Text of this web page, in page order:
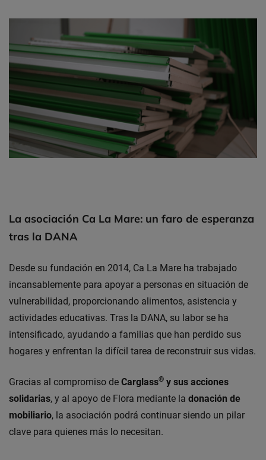
La asociación Ca La Mare: un faro de esperanza
tras la DANA
Desde su fundación en 2014, Ca La Mare ha trabajado
incansablemente para apoyar a personas en situación de
vulnerabilidad, proporcionando alimentos, asistencia y
actividades educativas. Tras la DANA, su labor se ha
intensificado, ayudando a familias que han perdido sus
hogares y enfrentan la difícil tarea de reconstruir sus vidas.
Gracias al compromiso de Carglass® y sus acciones
solidarias, y al apoyo de Flora mediante la donación de
mobiliario, la asociación podrá continuar siendo un pilar
clave para quienes más lo necesitan.